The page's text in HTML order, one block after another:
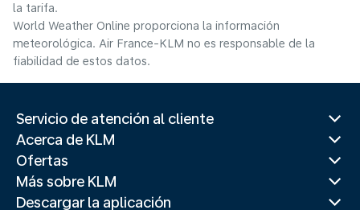
la tarifa.
World Weather Online proporciona la información
meteorológica. Air France-KLM no es responsable de la
fiabilidad de estos datos.
Servicio de atención al cliente
Acerca de KLM
Ofertas
Más sobre KLM
Descargar la aplicación